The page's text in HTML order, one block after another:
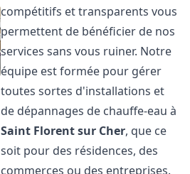
compétitifs et transparents vous
permettent de bénéficier de nos
services sans vous ruiner. Notre
équipe est formée pour gérer
toutes sortes d'installations et
de dépannages de chauffe-eau à
Saint Florent sur Cher, que ce
soit pour des résidences, des
commerces ou des entreprises.